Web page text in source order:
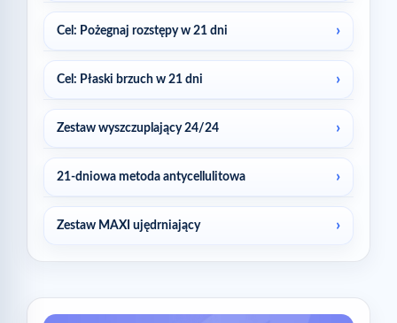
Cel: Pożegnaj rozstępy w 21 dni
Cel: Płaski brzuch w 21 dni
Zestaw wyszczuplający 24/24
21-dniowa metoda antycellulitowa
Zestaw MAXI ujędrniający